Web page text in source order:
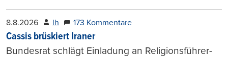
8.8.2026 lh 173 Kommentare
Cassis brüskiert Iraner
Bundesrat schlägt Einladung an Religionsführer-